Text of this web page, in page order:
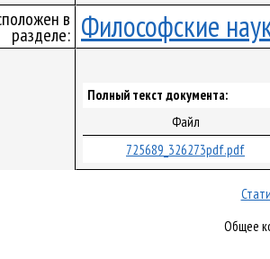
в
разделе: Философские
Полный текст документа:
Файл
725689_326273pdf.pdf
Общее